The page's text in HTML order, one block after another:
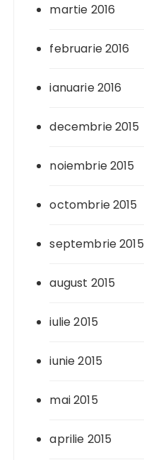
martie 2016
februarie 2016
ianuarie 2016
decembrie 2015
noiembrie 2015
octombrie 2015
septembrie 2015
august 2015
iulie 2015
iunie 2015
mai 2015
aprilie 2015